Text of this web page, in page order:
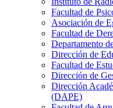
Facultad de
Asociación de
Facultad de
Departamento
Dirección de
Facultad de
Dirección de
Dirección
(DAPE)